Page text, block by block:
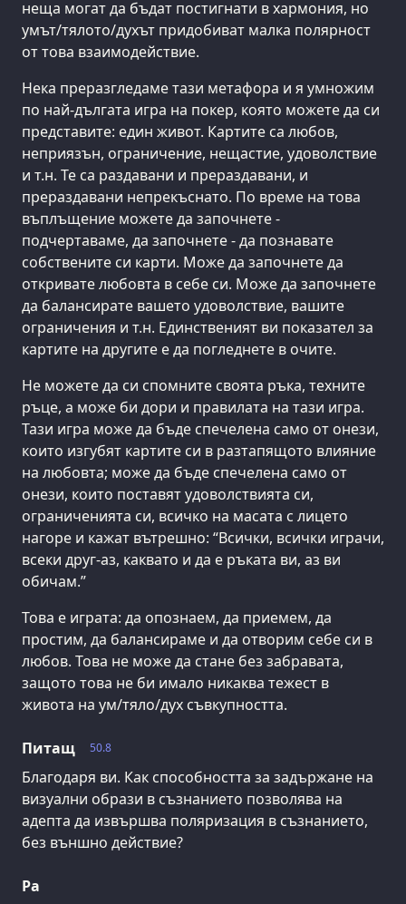
неща могат да бъдат постигнати в хармония, но
умът/тялото/духът придобиват малка полярност
от това взаимодействие.
Нека преразгледаме тази метафора и я умножим
по най-дългата игра на покер, която можете да си
представите: един живот. Картите са любов,
неприязън, ограничение, нещастие, удоволствие
и т.н. Те са раздавани и прераздавани, и
прераздавани непрекъснато. По време на това
въплъщение можете да започнете -
подчертаваме, да започнете - да познавате
собствените си карти. Може да започнете да
откривате любовта в себе си. Може да започнете
да балансирате вашето удоволствие, вашите
ограничения и т.н. Единственият ви показател за
картите на другите е да погледнете в очите.
Не можете да си спомните своята ръка, техните
ръце, а може би дори и правилата на тази игра.
Тази игра може да бъде спечелена само от онези,
които изгубят картите си в разтапящото влияние
на любовта; може да бъде спечелена само от
онези, които поставят удоволствията си,
ограниченията си, всичко на масата с лицето
нагоре и кажат вътрешно: “Всички, всички играчи,
всеки друг-аз, каквато и да е ръката ви, аз ви
обичам.”
Това е играта: да опознаем, да приемем, да
простим, да балансираме и да отворим себе си в
любов. Това не може да стане без забравата,
защото това не би имало никаква тежест в
живота на ум/тяло/дух съвкупността.
50.8
Питащ
Благодаря ви. Как способността за задържане на
визуални образи в съзнанието позволява на
адепта да извършва поляризация в съзнанието,
без външно действие?
Ра